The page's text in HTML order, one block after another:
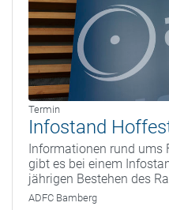
Termin
Infostand
Informationen rund ums
gibt es bei einem
jährigen Bestehen des
ADFC Bamberg